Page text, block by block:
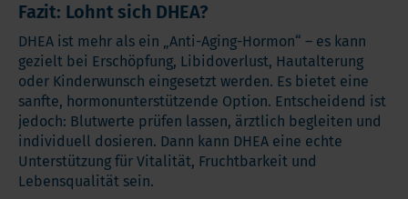
Fazit: Lohnt sich DHEA?
DHEA ist mehr als ein „Anti-Aging-Hormon“ – es kann
gezielt bei Erschöpfung, Libidoverlust, Hautalterung
oder Kinderwunsch eingesetzt werden. Es bietet eine
sanfte, hormonunterstützende Option. Entscheidend ist
jedoch: Blutwerte prüfen lassen, ärztlich begleiten und
individuell dosieren. Dann kann DHEA eine echte
Unterstützung für Vitalität, Fruchtbarkeit und
Lebensqualität sein.